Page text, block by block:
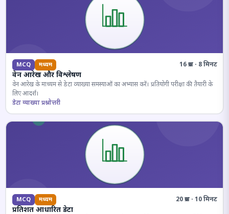
MCQ मध्यम 16 प्रश्न · 8 मिनट
वेन आरेख और विश्लेषण
वेन आरेख के माध्यम से डेटा व्याख्या समस्याओं का अभ्यास करें। प्रतियोगी परीक्षा की तैयारी के
लिए आदर्श।
डेटा व्याख्या प्रश्नोत्तरी
MCQ मध्यम 20 प्रश्न · 10 मिनट
प्रतिशत आधारित डेटा